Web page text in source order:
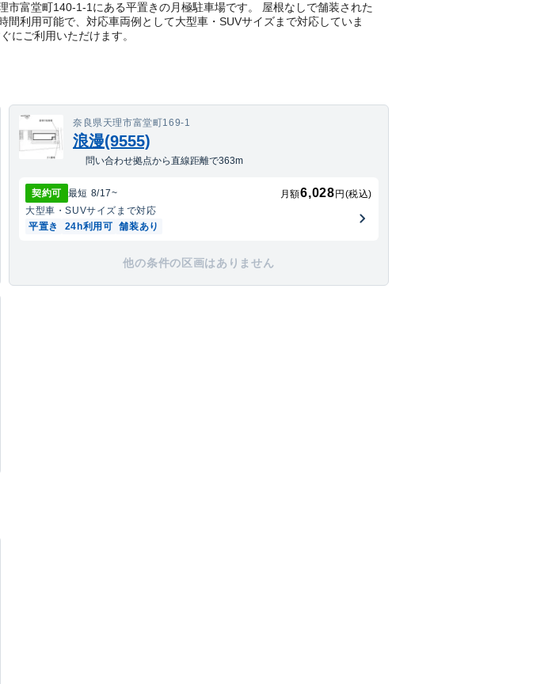
富堂町140-1-1にある平置きの月極駐車場です。 屋根なしで舗装された
利用可能で、対応車両例として大型車・SUVサイズまで対応していま
にご利用いただけます。
奈良県天理市富堂町169-1
浪漫(9555)
問い合わせ拠点から直線距離で363m
契約可 最短 8/17~ 月額6,028 円(税込)
大型車・SUVサイズまで対応
平置き
24h利用可 舗装あり
他の条件の区画はありません